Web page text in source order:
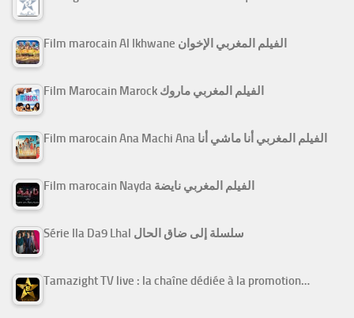
Film marocain Al Ikhwane الفيلم المغربي الإخوان
Film Marocain Marock الفيلم المغربي ماروك
Film marocain Ana Machi Ana الفيلم المغربي أنا ماشي أنا
Film marocain Nayda الفيلم المغربي نايضة
Série Ila Da9 Lhal سلسلة إلى ضاق الحال
Tamazight TV live : la chaîne dédiée à la promotion…